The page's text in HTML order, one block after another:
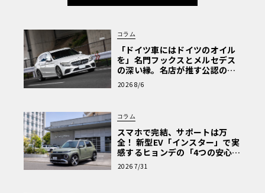
コラム
「ドイツ車にはドイツのオイル
を」名門フックスとメルセデス
の深い縁。名店が推す公認の安
心と、Cクラスで味わうシルキー
な走り〈PR〉
2026 8/6
コラム
スマホで完結、サポートは万
全！ 新型EV「インスター」で実
感するヒョンデの「4つの安心」
【第1回・ヒョンデ6つの疑問：
Why? Hyundai?】〈PR〉
2026 7/31